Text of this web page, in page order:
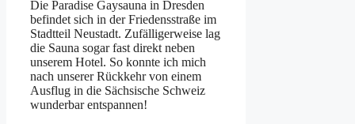
Die Paradise Gaysauna in Dresden
befindet sich in der Friedensstraße im
Stadtteil Neustadt. Zufälligerweise lag
die Sauna sogar fast direkt neben
unserem Hotel. So konnte ich mich
nach unserer Rückkehr von einem
Ausflug in die Sächsische Schweiz
wunderbar entspannen!